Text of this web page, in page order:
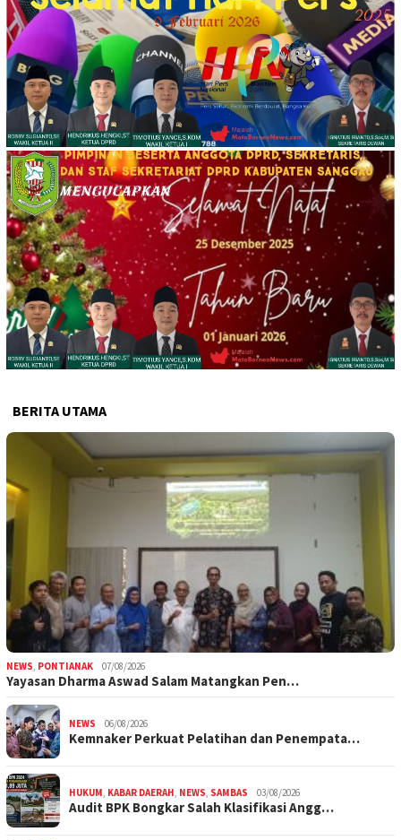
BERITA UTAMA
NEWS, PONTIANAK 07/08/2026
Yayasan Dharma Aswad Salam Matangkan Pen…
NEWS 06/08/2026
Kemnaker Perkuat Pelatihan dan Penempata…
HUKUM, KABAR DAERAH, NEWS, SAMBAS 03/08/2026
Audit BPK Bongkar Salah Klasifikasi Angg…